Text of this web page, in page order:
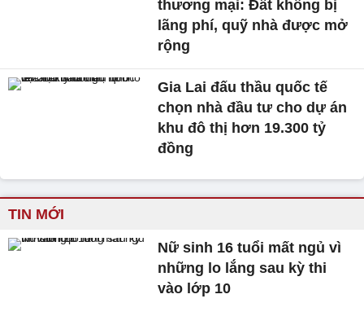
thương mại: Đất không bị
lãng phí, quỹ nhà được mở
rộng
Gia Lai đấu thầu quốc tế
chọn nhà đầu tư cho dự án
khu đô thị hơn 19.300 tỷ
đồng
TIN MỚI
Nữ sinh 16 tuổi mất ngủ vì
những lo lắng sau kỳ thi
vào lớp 10